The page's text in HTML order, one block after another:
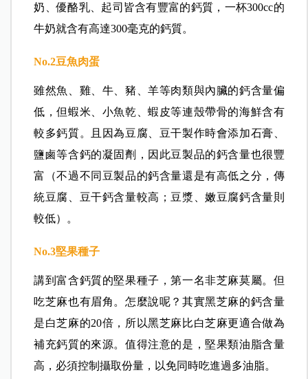
鈣質，比方早晚各喝一杯牛奶，三餐飯後各吃一次
鈣片，讓身體可以充分吸收鈣質。
5大類食物鈣含量比一比
No.1乳品
在6大類食物中，乳製品高居含鈣量的第一名，牛
奶、優酪乳、起司皆含有豐富的鈣質，一杯300cc的
牛奶就含有高達300毫克的鈣質。
No.2豆魚肉蛋
雖然魚、雞、牛、豬、羊等肉類與內臟的鈣含量偏
低，但蝦米、小魚乾、蝦皮等連殼帶骨的海鮮含有
鹽鹵等含鈣的凝固劑，因此豆製品的鈣含量也很豐
富（不過不同豆製品的鈣含量還是有高低之分，傳
統豆腐、豆干鈣含量較高；豆漿、嫩豆腐鈣含量則
較低）。